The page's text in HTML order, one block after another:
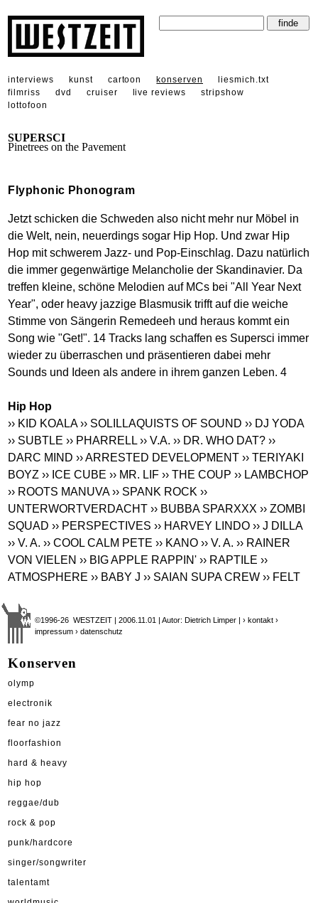
interviews kunst cartoon konserven
liesmich.txt
filmriss
dvd cruiser live reviews
stripshow
lottofoon
SUPERSCI
Pinetrees on the Pavement
Flyphonic Phonogram
Jetzt schicken die Schweden also nicht mehr nur Möbel in
die Welt, nein, neuerdings sogar Hip Hop. Und zwar Hip
Hop mit schwerem Jazz- und Pop-Einschlag. Dazu natürlich
die immer gegenwärtige Melancholie der Skandinavier. Da
treffen kleine, schöne Melodien auf MCs bei "All Year Next
Year", oder heavy jazzige Blasmusik trifft auf die weiche
Stimme von Sängerin Remedeeh und heraus kommt ein
Song wie "Get!". 14 Tracks lang schaffen es Supersci immer
wieder zu überraschen und präsentieren dabei mehr
Sounds und Ideen als andere in ihrem ganzen Leben. 4
Hip Hop
›› KID KOALA ›› SOLILLAQUISTS OF SOUND ›› DJ YODA
›› SUBTLE ›› PHARRELL ›› V.A. ›› DR. WHO DAT? ››
DARC MIND ›› ARRESTED DEVELOPMENT ›› TERIYAKI
BOYZ ›› ICE CUBE ›› MR. LIF ›› THE COUP ›› LAMBCHOP
›› ROOTS MANUVA ›› SPANK ROCK ››
UNTERWORTVERDACHT ›› BUBBA SPARXXX ›› ZOMBI
SQUAD ›› PERSPECTIVES ›› HARVEY LINDO ›› J DILLA
›› V. A. ›› COOL CALM PETE ›› KANO ›› V. A. ›› RAINER
VON VIELEN ›› BIG APPLE RAPPIN' ›› RAPTILE ››
ATMOSPHERE ›› BABY J ›› SAIAN SUPA CREW ›› FELT
©1996-26 WESTZEIT | 2006.11.01 | Autor: Dietrich Limper |› kontakt ›
impressum › datenschutz
Konserven
olymp
electronik
fear no jazz
floorfashion
hard & heavy
hip hop
reggae/dub
rock & pop
punk/hardcore
singer/songwriter
talentamt